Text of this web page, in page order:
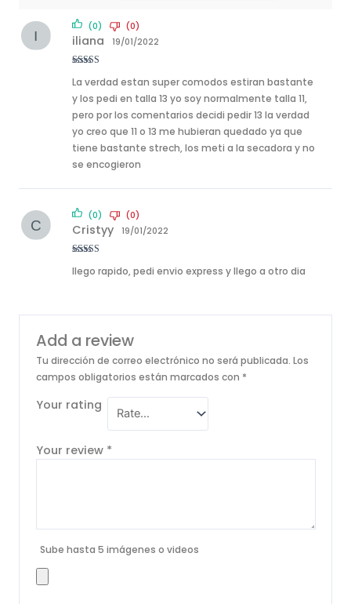
out of 5
iliana 19/01/2022
La verdad estan super comodos estiran bastante
y los pedi en talla 13 yo soy normalmente talla 11,
pero por los comentarios decidi pedir 13 la verdad
yo creo que 11 o 13 me hubieran quedado ya que
tiene bastante strech, los meti a la secadora y no
se encogieron
(0) (0)
of 5
Cristyy 19/01/2022
llego rapido, pedi envio express y llego a otro dia
(0) (0)
Add a review
Tu dirección de correo electrónico no será publicada. Los
campos obligatorios están marcados con *
Your rating
Your review *
Sube hasta 5 imágenes o videos